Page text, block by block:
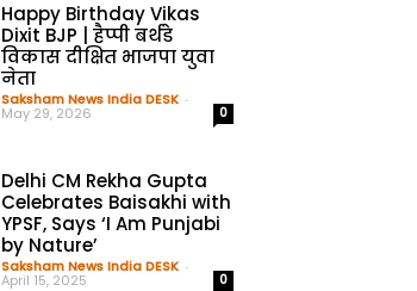
Happy Birthday Vikas
Dixit BJP | हैप्पी बर्थडे
विकास दीक्षित भाजपा युवा
नेता
Saksham News India DESK -
May 29, 2026 0
Delhi CM Rekha Gupta
Celebrates Baisakhi with
YPSF, Says ‘I Am Punjabi
by Nature’
Saksham News India DESK -
April 15, 2025 0